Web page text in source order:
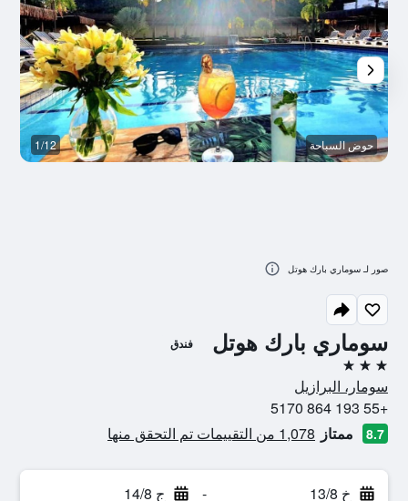
سوماري بارك هوتل فندق
3 نجوم
سومار، البرازيل
+55 193 864 5170
8.7 ممتاز 1,078 من التقييمات تم التحقق منها
خ 13/8 - ج 14/8
حوض السباحة 1/12
صور لـ سوماري بارك هوتل